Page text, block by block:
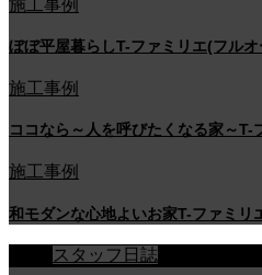
施工事例
ぼぼ平屋暮らしT-ファミリエ(フルオ
施工事例
ココなら～人を呼びたくなる家～T-
施工事例
和モダンな心地よいお家T-ファミリ
スタッフ日誌